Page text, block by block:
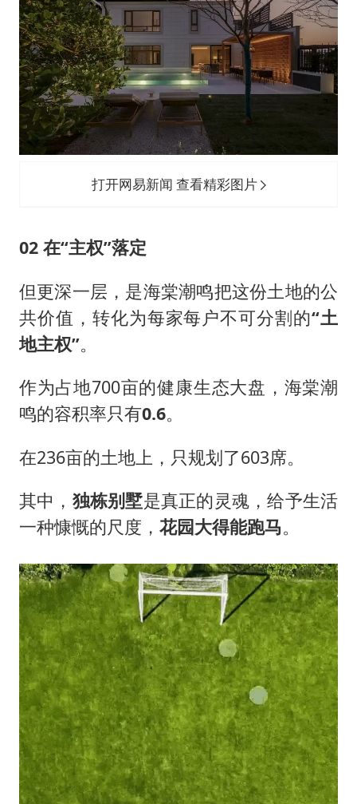
打开网易新闻 查看精彩图片
02 在“主权”落定
但更深一层，是海棠潮鸣把这份土地的公
共价值，转化为每家每户不可分割的“土
地主权”。
作为占地700亩的健康生态大盘，海棠潮
鸣的容积率只有0.6。
在236亩的土地上，只规划了603席。
其中， 独栋别墅是真正的灵魂，给予生活
一种慷慨的尺度， 花园大得能跑马。